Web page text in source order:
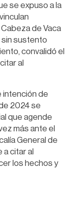
se expuso a la
de Vaca
sin sustento
convalidó el
al
intención de
2024 se
que agende
más ante el
General de
a citar al
los hechos y